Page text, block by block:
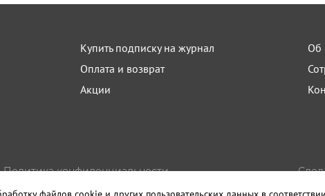
Купить подписку на журнал
Оплата и возврат
Акции
Об
Политика конфиденциальности